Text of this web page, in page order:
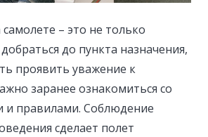
– это не только
до пункта назначения,
проявить уважение к
заранее ознакомиться со
и правилами. Соблюдение
сделает полет